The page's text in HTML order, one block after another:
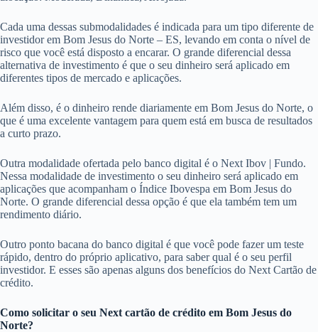
Cada uma dessas submodalidades é indicada para um tipo diferente de
investidor em Bom Jesus do Norte – ES, levando em conta o nível de
risco que você está disposto a encarar. O grande diferencial dessa
alternativa de investimento é que o seu dinheiro será aplicado em
diferentes tipos de mercado e aplicações.
Além disso, é o dinheiro rende diariamente em Bom Jesus do Norte, o
que é uma excelente vantagem para quem está em busca de resultados
a curto prazo.
Outra modalidade ofertada pelo banco digital é o Next Ibov | Fundo.
Nessa modalidade de investimento o seu dinheiro será aplicado em
aplicações que acompanham o Índice Ibovespa em Bom Jesus do
Norte. O grande diferencial dessa opção é que ela também tem um
rendimento diário.
Outro ponto bacana do banco digital é que você pode fazer um teste
rápido, dentro do próprio aplicativo, para saber qual é o seu perfil
investidor. E esses são apenas alguns dos benefícios do Next Cartão de
crédito.
Como solicitar o seu Next cartão de crédito em Bom Jesus do
Norte?